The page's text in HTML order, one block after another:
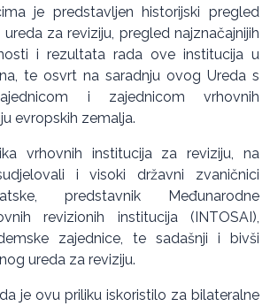
je predstavljen historijski pregled
za reviziju, pregled najznačajnijih
i rezultata rada ove institucija u
te osvrt na saradnju ovog Ureda s
i zajednicom vrhovnih
evropskih zemalja.
vrhovnih institucija za reviziju, na
i visoki državni zvaničnici
predstavnik Međunarodne
revizionih institucija (INTOSAI),
zajednice, te sadašnji i bivši
ureda za reviziju.
je ovu priliku iskoristilo za bilateralne